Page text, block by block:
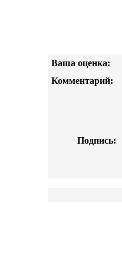
Ваша оценка:
Комментарий:
Подпись: